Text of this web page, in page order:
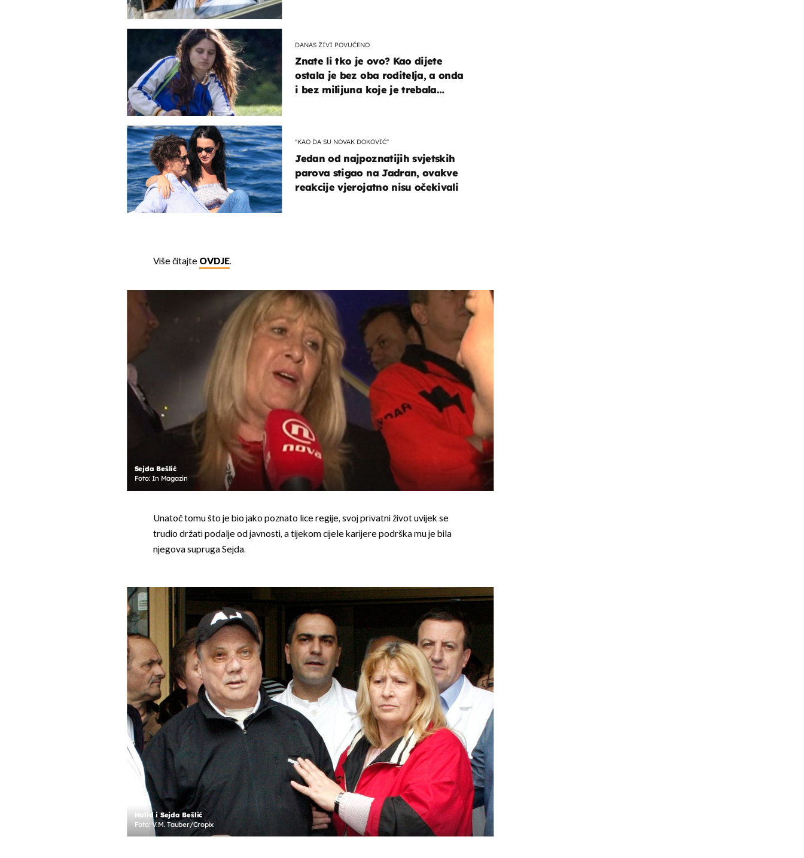
DANAS ŽIVI POVUČENO
Znate li tko je ovo? Kao dijete
ostala je bez oba roditelja, a onda
i bez milijuna koje je trebala
"KAO DA SU NOVAK ĐOKOVIĆ"
Jedan od najpoznatijih svjetskih
parova stigao na Jadran, ovakve
reakcije vjerojatno nisu očekivali
Više čitajte OVDJE.
Sejda Bešlić
Foto: In Magazin
Unatoč tomu što je bio jako poznato lice regije, svoj privatni život uvijek se
trudio držati podalje od javnosti, a tijekom cijele karijere podrška mu je bila
njegova supruga Sejda.
Halid i Sejda Bešlić
Foto: V.M. Tauber/Cropix
OMOGUĆI OBAVIJESTI